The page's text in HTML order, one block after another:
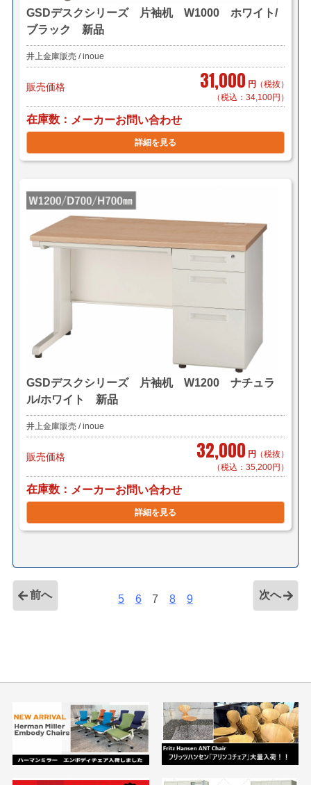
GSDデスクシリーズ 片袖机 W1000 ホワイト/
ブラック 新品
井上金庫販売 / inoue
販売価格 31,000 円 （税抜）
（税込：34,100円）
在庫数 メーカーお問い合わせ
詳細を見る
GSDデスクシリーズ 片袖机 W1200 ナチュラ
ル/ホワイト 新品
井上金庫販売 / inoue
販売価格 32,000 円 （税抜）
（税込：35,200円）
在庫数 メーカーお問い合わせ
詳細を見る
前へ 5 6 7 8 9 次へ